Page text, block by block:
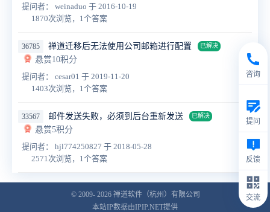
提问者： weinaduo 于 2016-10-19
1870次浏览，1个答案
36785 禅道迁移后无法使用公司邮箱进行配置 已解决
悬赏10积分
提问者： cesar01 于 2019-11-20
1403次浏览，1个答案
33567 邮件发送失败，必须到后台重新发送 已解决
悬赏5积分
提问者： hjl774250827 于 2018-05-28
2571次浏览，1个答案
© 2009- 2026 禅道软件（杭州）有限公司
本站IP数据由IPIP.NET提供
咨询
提问
反馈
交流